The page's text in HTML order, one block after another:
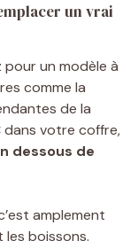
un vrai
pour un modèle à
comme la
de la
dans votre coffre,
dessous de
amplement
boissons.